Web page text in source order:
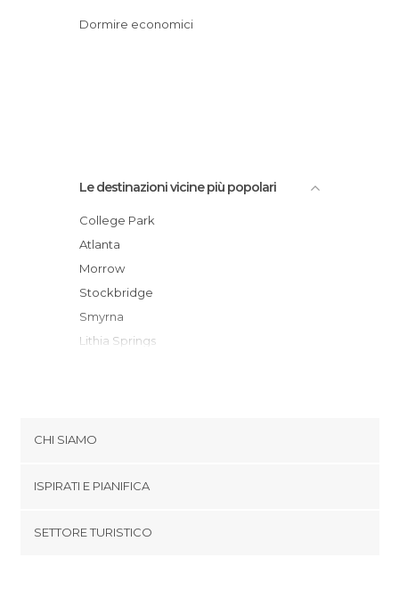
Dormire economici
Le destinazioni vicine più popolari
College Park
Atlanta
Morrow
Stockbridge
Smyrna
Lithia Springs
Marietta
Conyers
Duluth
CHI SIAMO
Termini e Condizioni
ISPIRATI E PIANIFICA
SETTORE TURISTICO